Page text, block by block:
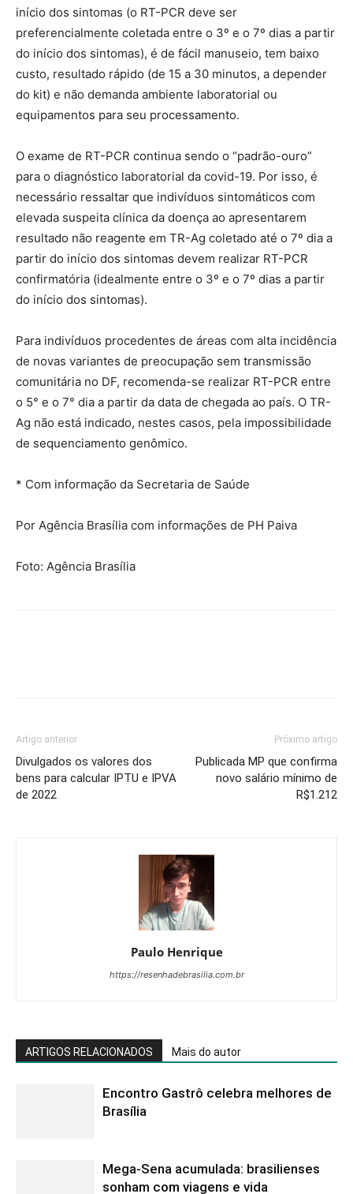
início dos sintomas (o RT-PCR deve ser
preferencialmente coletada entre o 3º e o 7º dias a partir
do início dos sintomas), é de fácil manuseio, tem baixo
custo, resultado rápido (de 15 a 30 minutos, a depender
do kit) e não demanda ambiente laboratorial ou
equipamentos para seu processamento.
O exame de RT-PCR continua sendo o “padrão-ouro”
para o diagnóstico laboratorial da covid-19. Por isso, é
necessário ressaltar que indivíduos sintomáticos com
elevada suspeita clínica da doença ao apresentarem
resultado não reagente em TR-Ag coletado até o 7º dia a
partir do início dos sintomas devem realizar RT-PCR
confirmatória (idealmente entre o 3º e o 7º dias a partir
do início dos sintomas).
Para indivíduos procedentes de áreas com alta incidência
de novas variantes de preocupação sem transmissão
comunitária no DF, recomenda-se realizar RT-PCR entre
o 5° e o 7° dia a partir da data de chegada ao país. O TR-
Ag não está indicado, nestes casos, pela impossibilidade
de sequenciamento genômico.
* Com informação da Secretaria de Saúde
Por Agência Brasília com informações de PH Paiva
Foto: Agência Brasília
Artigo anterior
Divulgados os valores dos
bens para calcular IPTU e IPVA
de 2022
Próximo artigo
Publicada MP que confirma
novo salário mínimo de
R$1.212
Paulo Henrique
https://resenhadebrasilia.com.br
ARTIGOS RELACIONADOS Mais do autor
Encontro Gastrô celebra melhores de
Brasília
Mega-Sena acumulada: brasilienses
sonham com viagens e vida